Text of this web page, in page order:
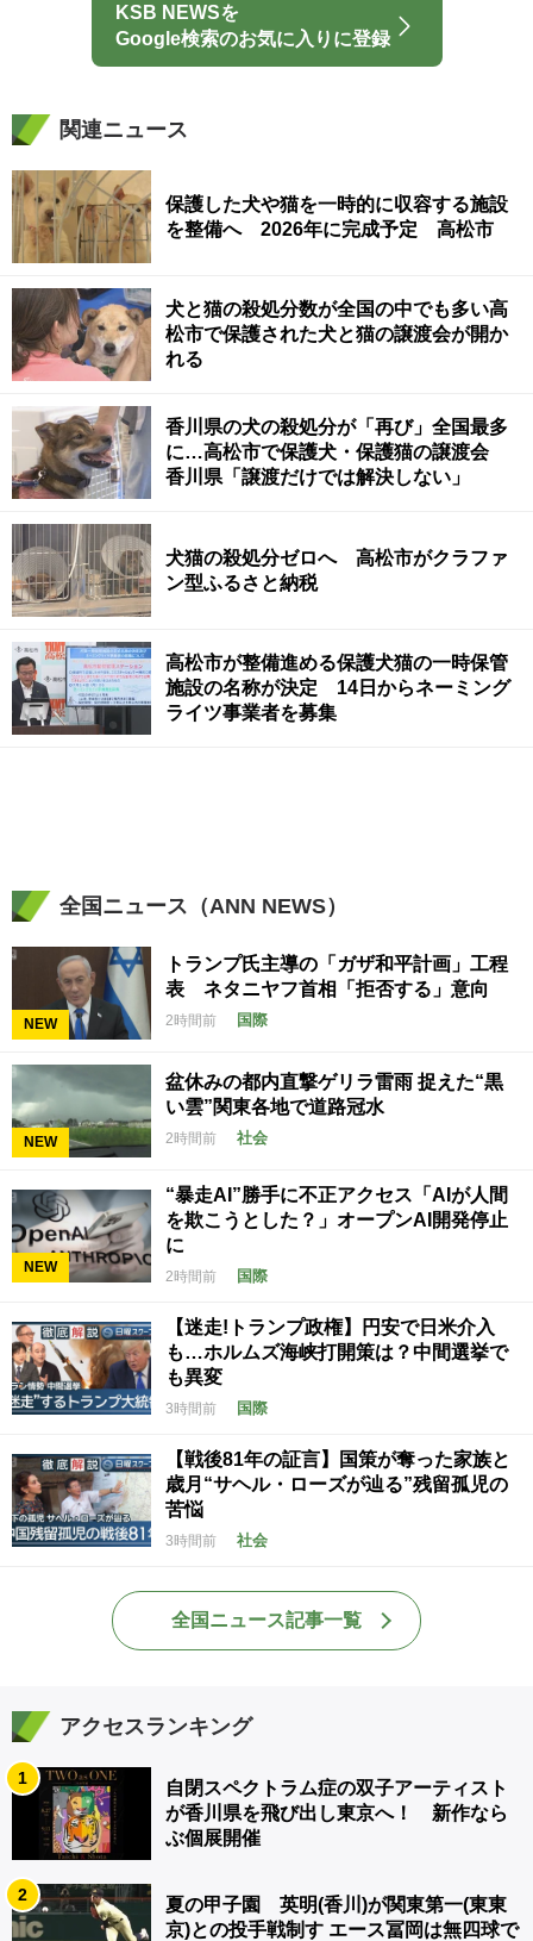
KSB NEWSを
Google検索のお気に入りに登録
関連ニュース
保護した犬や猫を一時的に収容する施設
を整備へ 2026年に完成予定 高松市
犬と猫の殺処分数が全国の中でも多い高
松市で保護された犬と猫の譲渡会が開か
れる
香川県の犬の殺処分が「再び」全国最多
に…高松市で保護犬・保護猫の譲渡会
香川県「譲渡だけでは解決しない」
犬猫の殺処分ゼロへ 高松市がクラファ
ン型ふるさと納税
高松市が整備進める保護犬猫の一時保管
施設の名称が決定 14日からネーミング
ライツ事業者を募集
全国ニュース（ANN NEWS）
NEW
トランプ氏主導の「ガザ和平計画」工程
表 ネタニヤフ首相「拒否する」意向
2時間前 国際
NEW
盆休みの都内直撃ゲリラ雷雨 捉えた“黒
い雲”関東各地で道路冠水
2時間前 社会
NEW
“暴走AI”勝手に不正アクセス「AIが人間
を欺こうとした？」オープンAI開発停止
に
2時間前 国際
【迷走!トランプ政権】円安で日米介入
も…ホルムズ海峡打開策は？中間選挙で
も異変
3時間前 国際
【戦後81年の証言】国策が奪った家族と
歳月“サヘル・ローズが辿る”残留孤児の
苦悩
3時間前 社会
全国ニュース記事一覧
アクセスランキング
1
自閉スペクトラム症の双子アーティスト
が香川県を飛び出し東京へ！ 新作なら
ぶ個展開催
2
夏の甲子園 英明(香川)が関東第一(東東
京)との投手戦制す エース冨岡は無四球で